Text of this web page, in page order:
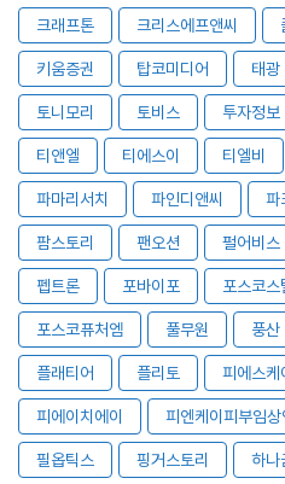
크래프톤 크리스에프앤씨
키움증권 탑코미디어 태광
토니모리 토비스 투자정보
티앤엘 티에스이 티엘비
파마리서치 파인디앤씨 파
팜스토리 팬오션 펄어비스
펩트론 포바이포 포스코스
포스코퓨처엠 풀무원 풍산
플래티어 플리토 피에스케
피에이치에이 피엔케이피부임
필옵틱스 핑거스토리 하나